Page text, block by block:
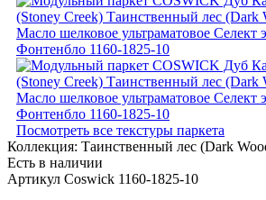
Посмотреть все текстуры паркета
Коллекция: Таинственный лес (Dark
Есть в наличии
Артикул Coswick 1160-1825-10